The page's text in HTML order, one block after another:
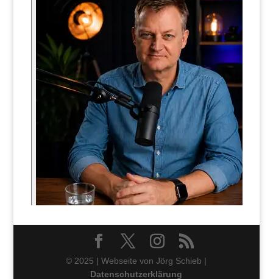
© 2025 | Webseite von Jörg Schieb |
Datenschutzerklärung